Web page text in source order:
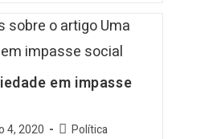
em impasse
4, 2020 Política